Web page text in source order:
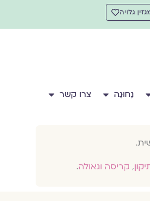
גלויה
נָחוּגָה צרו קשר
, קריסה וגאולה.